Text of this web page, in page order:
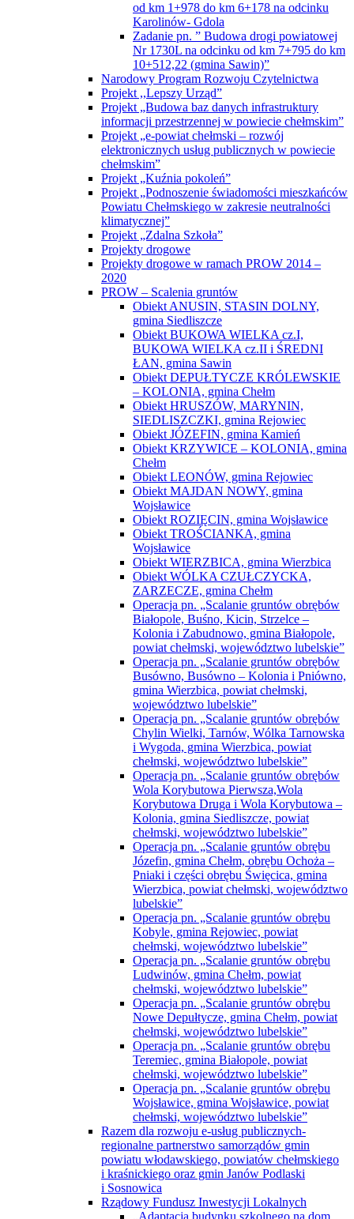
od km 1+978 do km 6+178 na odcinku
Karolinów- Gdola
Zadanie pn. ” Budowa drogi powiatowej
Nr 1730L na odcinku od km 7+795 do km
10+512,22 (gmina Sawin)”
Narodowy Program Rozwoju Czytelnictwa
Projekt ,,Lepszy Urząd”
Projekt „Budowa baz danych infrastruktury
informacji przestrzennej w powiecie chełmskim”
Projekt „e-powiat chełmski – rozwój
elektronicznych usług publicznych w powiecie
chełmskim”
Projekt „Kuźnia pokoleń”
Projekt „Podnoszenie świadomości mieszkańców
Powiatu Chełmskiego w zakresie neutralności
klimatycznej”
Projekt „Zdalna Szkoła”
Projekty drogowe
Projekty drogowe w ramach PROW 2014 –
2020
PROW – Scalenia gruntów
Obiekt ANUSIN, STASIN DOLNY,
gmina Siedliszcze
Obiekt BUKOWA WIELKA cz.I,
BUKOWA WIELKA cz.II i ŚREDNI
ŁAN, gmina Sawin
Obiekt DEPUŁTYCZE KRÓLEWSKIE
– KOLONIA, gmina Chełm
Obiekt HRUSZÓW, MARYNIN,
SIEDLISZCZKI, gmina Rejowiec
Obiekt JÓZEFIN, gmina Kamień
Obiekt KRZYWICE – KOLONIA, gmina
Chełm
Obiekt LEONÓW, gmina Rejowiec
Obiekt MAJDAN NOWY, gmina
Wojsławice
Obiekt ROZIĘCIN, gmina Wojsławice
Obiekt TROŚCIANKA, gmina
Wojsławice
Obiekt WIERZBICA, gmina Wierzbica
Obiekt WÓLKA CZUŁCZYCKA,
ZARZECZE, gmina Chełm
Operacja pn. „Scalanie gruntów obrębów
Białopole, Buśno, Kicin, Strzelce –
Kolonia i Zabudnowo, gmina Białopole,
powiat chełmski, województwo lubelskie”
Operacja pn. „Scalanie gruntów obrębów
Busówno, Busówno – Kolonia i Pniówno,
gmina Wierzbica, powiat chełmski,
województwo lubelskie”
Operacja pn. „Scalanie gruntów obrębów
Chylin Wielki, Tarnów, Wólka Tarnowska
i Wygoda, gmina Wierzbica, powiat
chełmski, województwo lubelskie”
Operacja pn. „Scalanie gruntów obrębów
Wola Korybutowa Pierwsza,Wola
Korybutowa Druga i Wola Korybutowa –
Kolonia, gmina Siedliszcze, powiat
chełmski, województwo lubelskie”
Operacja pn. „Scalanie gruntów obrębu
Józefin, gmina Chełm, obrębu Ochoża –
Pniaki i części obrębu Święcica, gmina
Wierzbica, powiat chełmski, województwo
lubelskie”
Operacja pn. „Scalanie gruntów obrębu
Kobyle, gmina Rejowiec, powiat
chełmski, województwo lubelskie”
Operacja pn. „Scalanie gruntów obrębu
Ludwinów, gmina Chełm, powiat
chełmski, województwo lubelskie”
Operacja pn. „Scalanie gruntów obrębu
Nowe Depułtycze, gmina Chełm, powiat
chełmski, województwo lubelskie”
Operacja pn. „Scalanie gruntów obrębu
Teremiec, gmina Białopole, powiat
chełmski, województwo lubelskie”
Operacja pn. „Scalanie gruntów obrębu
Wojsławice, gmina Wojsławice, powiat
chełmski, województwo lubelskie”
Razem dla rozwoju e-usług publicznych-
regionalne partnerstwo samorządów gmin
powiatu włodawskiego, powiatów chełmskiego
i kraśnickiego oraz gmin Janów Podlaski
i Sosnowica
Rządowy Fundusz Inwestycji Lokalnych
„Adaptacja budynku szkolnego na dom